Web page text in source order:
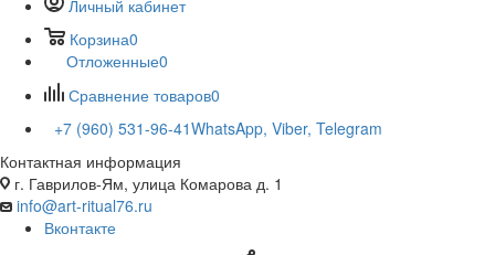
Личный кабинет
Корзина0
Отложенные0
Сравнение товаров0
+7 (960) 531-96-41WhatsApp, Viber, Telegram
Контактная информация
г. Гаврилов-Ям, улица Комарова д. 1
info@art-ritual76.ru
Вконтакте